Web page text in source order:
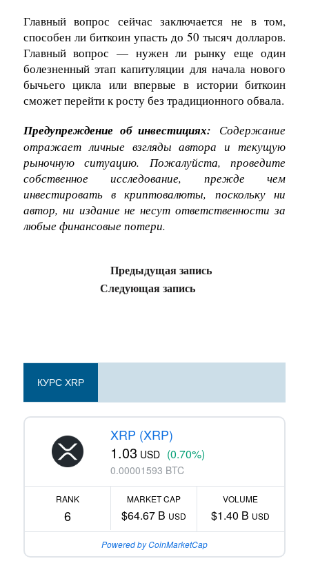
Главный вопрос сейчас заключается не в том,
способен ли биткоин упасть до 50 тысяч долларов.
Главный вопрос — нужен ли рынку еще один
болезненный этап капитуляции для начала нового
бычьего цикла или впервые в истории биткоин
сможет перейти к росту без традиционного обвала.
Предупреждение об инвестициях: Содержание
отражает личные взгляды автора и текущую
рыночную ситуацию. Пожалуйста, проведите
собственное исследование, прежде чем
инвестировать в криптовалюты, поскольку ни
автор, ни издание не несут ответственности за
любые финансовые потери.
Предыдущая запись
Следующая запись
КУРС XRP
XRP (XRP)
1.03 USD (0.70%)
0.00001593 BTC
RANK
6
MARKET CAP
$64.67 B USD
VOLUME
$1.40 B USD
Powered by CoinMarketCap